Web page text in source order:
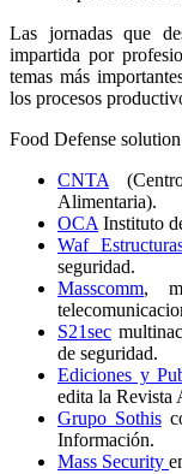
Las jornadas que
impartida por
temas más
los procesos
Food Defense
CNTA
Alimentaria).
OCA Instituto
Waf
seguridad.
Masscomm,
S21sec
de seguridad.
Ediciones y
edita la Revista
Grupo Sothis
Información.
Mass Security